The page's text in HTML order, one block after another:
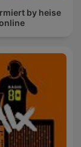
by heise